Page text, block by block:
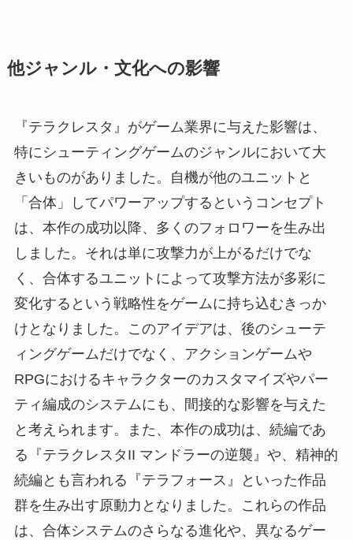
他ジャンル・文化への影響
『テラクレスタ』がゲーム業界に与えた影響は、
特にシューティングゲームのジャンルにおいて大
きいものがありました。自機が他のユニットと
「合体」してパワーアップするというコンセプト
は、本作の成功以降、多くのフォロワーを生み出
しました。それは単に攻撃力が上がるだけでな
く、合体するユニットによって攻撃方法が多彩に
変化するという戦略性をゲームに持ち込むきっか
けとなりました。このアイデアは、後のシューテ
ィングゲームだけでなく、アクションゲームや
RPGにおけるキャラクターのカスタマイズやパー
ティ編成のシステムにも、間接的な影響を与えた
と考えられます。また、本作の成功は、続編であ
る『テラクレスタII マンドラーの逆襲』や、精神的
続編とも言われる『テラフォース』といった作品
群を生み出す原動力となりました。これらの作品
は、合体システムのさらなる進化や、異なるゲー